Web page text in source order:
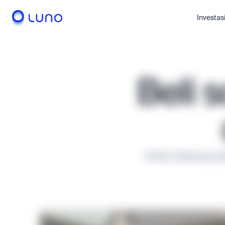
Investasi
Scrolling Disabled
Beli